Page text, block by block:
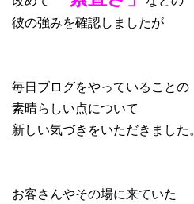
彼の強みを確認しましたが
毎日ブログをやっていることの
素晴らしい点について
新しい気づきをいただきました。
お客さんやその場に来ていた